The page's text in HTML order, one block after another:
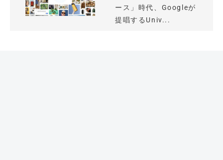
ース」時代、Googleが
提唱するUniv...